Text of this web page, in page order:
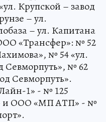
Крупской – завод
– ул.
– ул. Капитана
«Трансфер»: № 52
№ 54 «ул.
Севморпуть», № 62
Севморпуть».
1» - № 125
и ООО «МП АТП» - №